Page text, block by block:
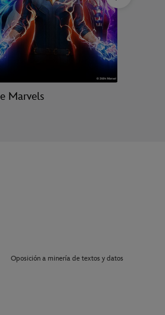
Marvels
Oposición a minería de textos y datos